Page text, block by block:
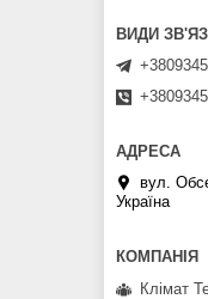
вул.
Україна
Клімат